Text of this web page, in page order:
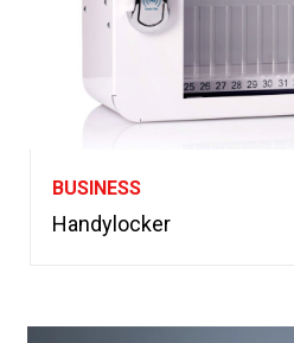
BUSINESS
Handylocker